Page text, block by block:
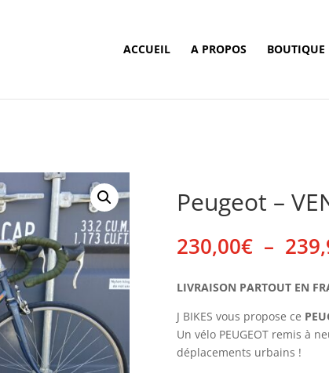
ACCUEIL A PROPOS BOUTIQUE
Peugeot –
230,00€ –
LIVRAISON PARTOUT EN
J BIKES vous propose ce
Un vélo PEUGEOT remis à
déplacements urbains !